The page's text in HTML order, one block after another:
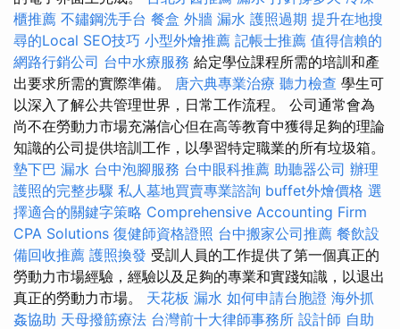
櫃推薦 不鏽鋼洗手台 餐盒 外牆 漏水 護照過期 提升在地搜
尋的Local SEO技巧 小型外燴推薦 記帳士推薦 值得信賴的
網路行銷公司 台中水療服務 給定學位課程所需的培訓和產
出要求所需的實際準備。 唐六典專業治療 聽力檢查 學生可
以深入了解公共管理世界，日常工作流程。 公司通常會為
尚不在勞動力市場充滿信心但在高等教育中獲得足夠的理論
知識的公司提供培訓工作，以學習特定職業的所有垃圾箱。
墊下巴 漏水 台中泡腳服務 台中眼科推薦 助聽器公司 辦理
護照的完整步驟 私人墓地買賣專業諮詢 buffet外燴價格 選
擇適合的關鍵字策略 Comprehensive Accounting Firm
CPA Solutions 復健師資格證照 台中搬家公司推薦 餐飲設
備回收推薦 護照換發 受訓人員的工作提供了第一個真正的
勞動力市場經驗，經驗以及足夠的專業和實踐知識，以退出
真正的勞動力市場。 天花板 漏水 如何申請台胞證 海外抓
姦協助 天母撥筋療法 台灣前十大律師事務所 設計師 自助